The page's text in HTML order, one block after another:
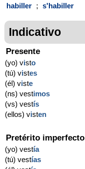
habiller ; s'habiller
Indicativo
Presente
(yo) visto
(tú) vistes
(él) viste
(ns) vestimos
(vs) vestís
(ellos) visten
Pretérito imperfecto
(yo) vestía
(tú) vestías